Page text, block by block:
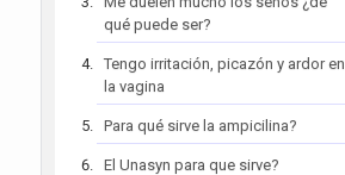
qué puede ser?
Tengo irritación, picazón y ardor en
la vagina
Para qué sirve la ampicilina?
El Unasyn para que sirve?